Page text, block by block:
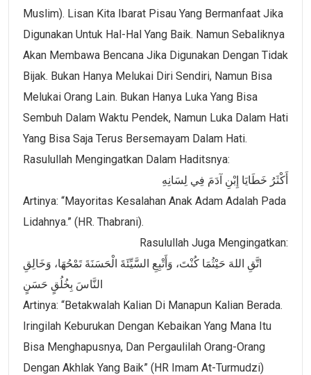
Muslim). Lisan Kita Ibarat Pisau Yang Bermanfaat Jika
Digunakan Untuk Hal-Hal Yang Baik. Namun Sebaliknya
Akan Membawa Bencana Jika Digunakan Dengan Tidak
Bijak. Bukan Hanya Melukai Diri Sendiri, Namun Bisa
Melukai Orang Lain. Bukan Hanya Luka Yang Bisa
Sembuh Dalam Waktu Pendek, Namun Luka Dalam Hati
Yang Bisa Saja Terus Bersemayam Dalam Hati.
Rasulullah Mengingatkan Dalam Haditsnya:
أَكْثَرُ خَطَايَا إِبْنِ آدَمَ فِي لِسَانِهِ
Artinya: “Mayoritas Kesalahan Anak Adam Adalah Pada
Lidahnya.” (HR. Thabrani).
Rasulullah Juga Mengingatkan:
اتَّقِ اللهَ حَيْثُمَا كُنْتَ، وَأَتْبِعِ السَّيِّئَةَ الْحَسَنَةَ تَمْحُهَا، وَخَالِقِ
النَّاسَ بِخُلُقٍ حَسَنٍ
Artinya: “Betakwalah Kalian Di Manapun Kalian Berada.
Iringilah Keburukan Dengan Kebaikan Yang Mana Itu
Bisa Menghapusnya, Dan Pergaulilah Orang-Orang
Dengan Akhlak Yang Baik” (HR Imam At-Turmudzi)